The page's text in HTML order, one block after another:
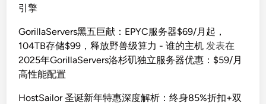
引擎
GorillaServers黑五巨献：EPYC服务器$69/月起，
104TB存储$99，释放野兽级算力 - 谁的主机 发表在
2025年GorillaServers洛杉矶独立服务器优惠：$59/月
高性能配置
HostSailor 圣诞新年特惠深度解析：终身85%折扣+双